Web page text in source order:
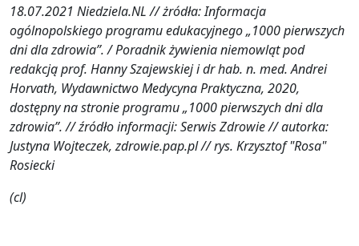
18.07.2021 Niedziela.NL // żródła: Informacja
ogólnopolskiego programu edukacyjnego „1000 pierwszych
dni dla zdrowia”. / Poradnik żywienia niemowląt pod
redakcją prof. Hanny Szajewskiej i dr hab. n. med. Andrei
Horvath, Wydawnictwo Medycyna Praktyczna, 2020,
dostępny na stronie programu „1000 pierwszych dni dla
zdrowia”. // źródło informacji: Serwis Zdrowie // autorka:
Justyna Wojteczek, zdrowie.pap.pl // rys. Krzysztof "Rosa"
Rosiecki
(cl)